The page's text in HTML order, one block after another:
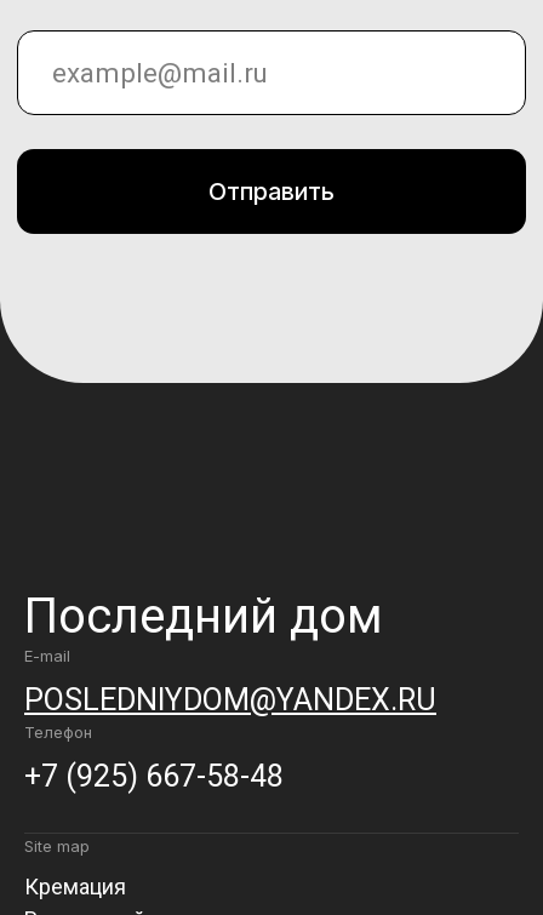
Последний дом
E-mail
POSLEDNIYDOM@YANDEX.RU
Телефон
+7 (925) 667-58-48
Site map
Кремация